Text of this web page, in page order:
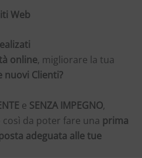
Web
online, migliorare la tua
nuovi Clienti?
e SENZA IMPEGNO,
da poter fare una prima
adeguata alle tue